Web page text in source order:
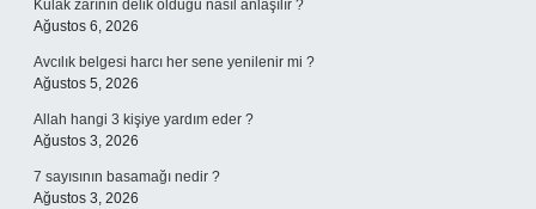
Kulak zarının delik olduğu nasıl anlaşılır ?
Ağustos 6, 2026
Avcılık belgesi harcı her sene yenilenir mi ?
Ağustos 5, 2026
Allah hangi 3 kişiye yardım eder ?
Ağustos 3, 2026
7 sayısının basamağı nedir ?
Ağustos 3, 2026